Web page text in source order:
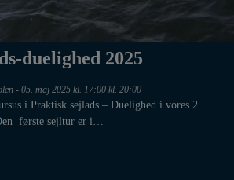
duelighed 2025
- 05. maj 2025 kl. 17:00 kl. 20:00
i Praktisk sejlads – Duelighed i vores 2
første sejltur er i…